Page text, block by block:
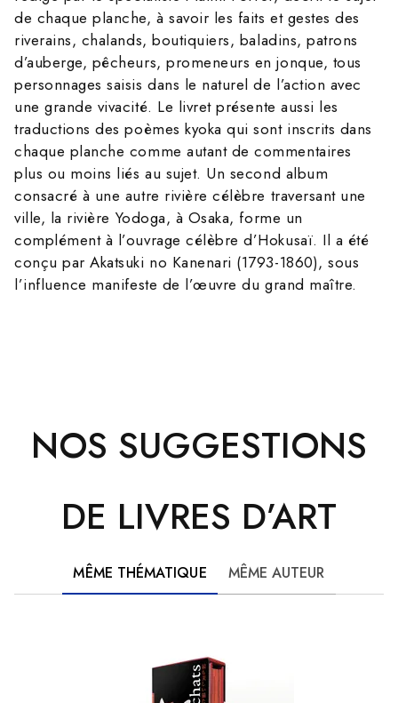
de chaque planche, à savoir les faits et gestes des
riverains, chalands, boutiquiers, baladins, patrons
d’auberge, pêcheurs, promeneurs en jonque, tous
personnages saisis dans le naturel de l’action avec
une grande vivacité. Le livret présente aussi les
traductions des poèmes kyoka qui sont inscrits dans
chaque planche comme autant de commentaires
plus ou moins liés au sujet. Un second album
consacré à une autre rivière célèbre traversant une
ville, la rivière Yodoga, à Osaka, forme un
complément à l’ouvrage célèbre d’Hokusaï. Il a été
conçu par Akatsuki no Kanenari (1793-1860), sous
l’influence manifeste de l’œuvre du grand maître.
NOS SUGGESTIONS
DE LIVRES D’ART
MÊME THÉMATIQUE MÊME AUTEUR